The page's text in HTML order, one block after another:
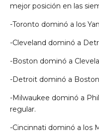
mejor posición en las
-Toronto dominó a los
-Cleveland dominó a
-Boston dominó a
-Detroit dominó a
-Milwaukee dominó a
regular.
-Cincinnati dominó a los